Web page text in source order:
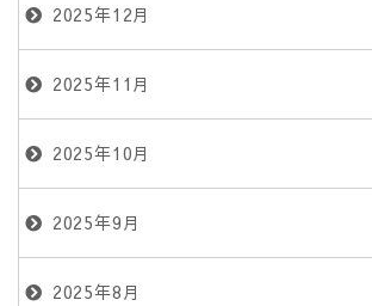
2025年12月
2025年11月
2025年10月
2025年9月
2025年8月